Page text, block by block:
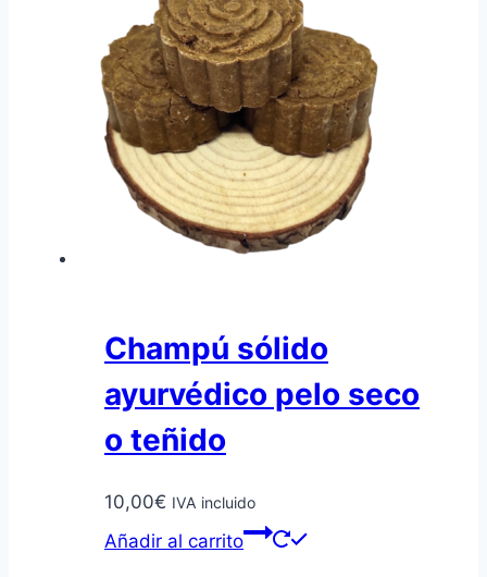
Champú sólido
ayurvédico pelo seco
o teñido
10,00€ IVA incluido
Añadir al carrito